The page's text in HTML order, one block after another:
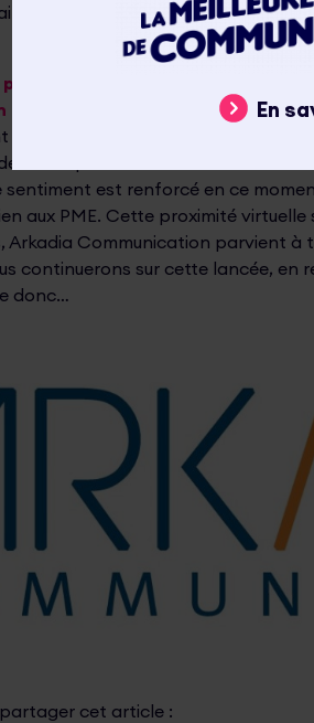
bien entendu accepté. L’entraide
période changera-t-elle la
a-t-elle prévu de s’adapter ?
constaté l’impact d’une
l’entreprise et de ses salariés
est renforcé en ce
aux PME. Cette proximité virtuelle
Arkadia Communication parvient
continuerons sur cette lancée,
donc…
cet article :
En